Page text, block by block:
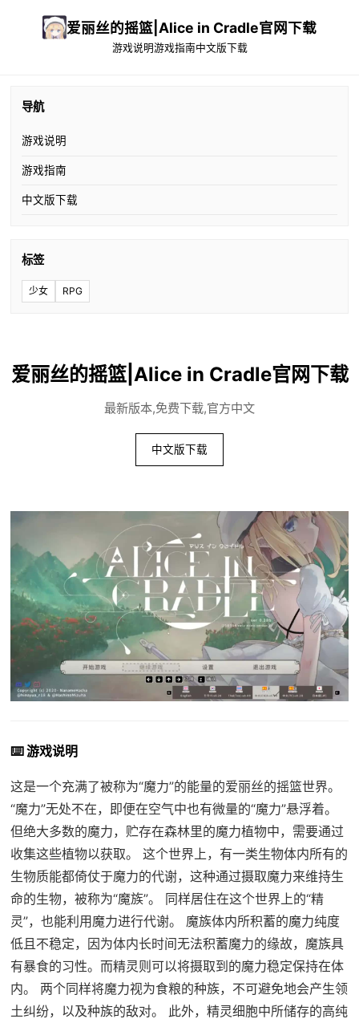
爱丽丝的摇篮|Alice in Cradle官网下载
游戏说明游戏指南中文版下载
导航
游戏说明
游戏指南
中文版下载
标签
少女 RPG
爱丽丝的摇篮|Alice in Cradle官网下载
最新版本,免费下载,官方中文
中文版下载
⌨️ 游戏说明
这是一个充满了被称为“魔力”的能量的爱丽丝的摇篮世界。
“魔力”无处不在，即便在空气中也有微量的“魔力”悬浮着。
但绝大多数的魔力，贮存在森林里的魔力植物中，需要通过
收集这些植物以获取。 这个世界上，有一类生物体内所有的
生物质能都倚仗于魔力的代谢，这种通过摄取魔力来维持生
命的生物，被称为“魔族”。 同样居住在这个世界上的“精
灵”，也能利用魔力进行代谢。 魔族体内所积蓄的魔力纯度
低且不稳定，因为体内长时间无法积蓄魔力的缘故，魔族具
有暴食的习性。而精灵则可以将摄取到的魔力稳定保持在体
内。 两个同样将魔力视为食粮的种族，不可避免地会产生领
土纠纷，以及种族的敌对。 此外，精灵细胞中所储存的高纯